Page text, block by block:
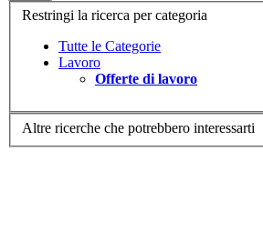
Restringi la ricerca per categoria
Tutte le Categorie
Lavoro
Offerte di lavoro
Altre ricerche che potrebbero interessarti